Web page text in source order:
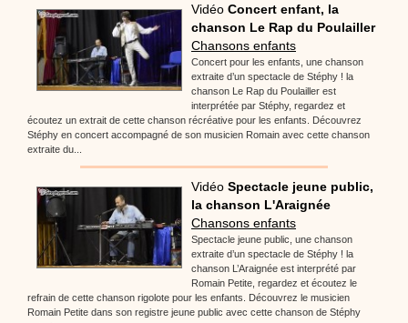
Vidéo Concert enfant, la
chanson Le Rap du Poulailler
Chansons enfants
Concert pour les enfants, une chanson
extraite d’un spectacle de Stéphy ! la
chanson Le Rap du Poulailler est
interprétée par Stéphy, regardez et
écoutez un extrait de cette chanson récréative pour les enfants. Découvrez
Stéphy en concert accompagné de son musicien Romain avec cette chanson
extraite du...
Vidéo Spectacle jeune public,
la chanson L'Araignée
Chansons enfants
Spectacle jeune public, une chanson
extraite d’un spectacle de Stéphy ! la
chanson L’Araignée est interprété par
Romain Petite, regardez et écoutez le
refrain de cette chanson rigolote pour les enfants. Découvrez le musicien
Romain Petite dans son registre jeune public avec cette chanson de Stéphy